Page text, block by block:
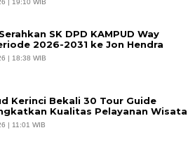
| 19:10 WIB
SK DPD KAMPUD Way
2026-2031 ke Jon Hendra
| 18:38 WIB
Kerinci Bekali 30 Tour Guide
Kualitas Pelayanan Wisata
| 11:01 WIB